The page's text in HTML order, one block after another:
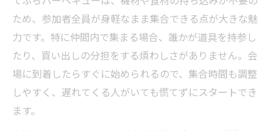
ため、参加者全員が身軽なまま集合できる点が大きな魅
力です。特に仲間内で集まる場合、誰かが道具を持参し
たり、買い出しの分担をする煩わしさがありません。会
場に到着したらすぐに始められるので、集合時間も調整
しやすく、遅れてくる人がいても慌てずにスタートでき
ます。